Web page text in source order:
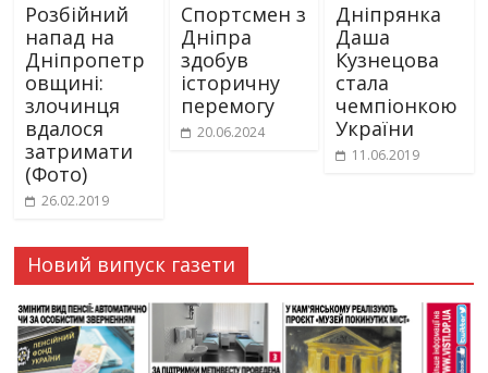
Розбійний
напад на
Дніпропетр
овщині:
злочинця
вдалося
затримати
(Фото)
26.02.2019
Спортсмен з
Дніпра
здобув
історичну
перемогу
20.06.2024
Дніпрянка
Даша
Кузнецова
стала
чемпіонкою
України
11.06.2019
Новий випуск газети